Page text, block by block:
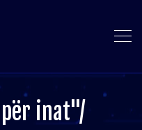
inat"/